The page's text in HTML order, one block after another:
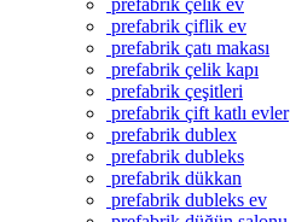
prefabrik çelik ev
prefabrik çiflik ev
prefabrik çatı makası
prefabrik çelik kapı
prefabrik çeşitleri
prefabrik çift katlı evler
prefabrik dublex
prefabrik dubleks
prefabrik dükkan
prefabrik dubleks ev